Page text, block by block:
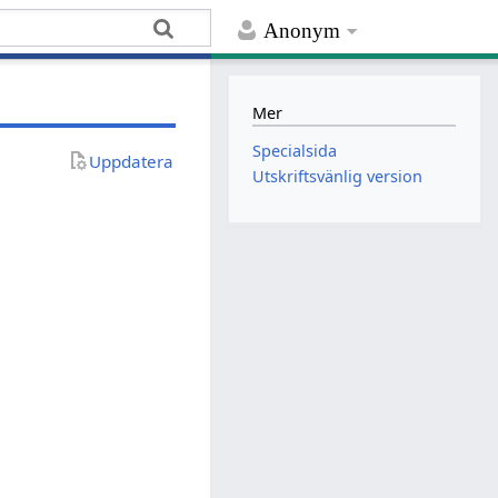
Anonym
Uppdatera
Mer
Specialsida
Utskriftsvänlig version